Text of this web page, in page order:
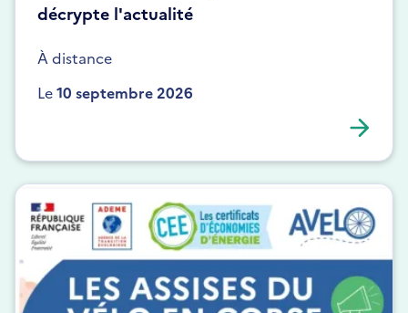
décrypte l'actualité
À distance
Le10 septembre 2026